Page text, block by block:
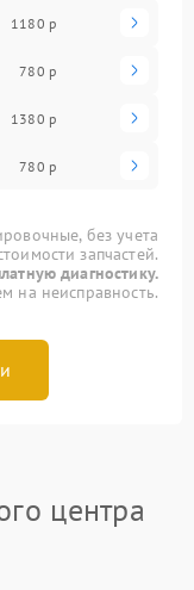
1180 р
780 р
1380 р
780 р
без учета
запчастей.
диагностику.
на неисправность.
центра